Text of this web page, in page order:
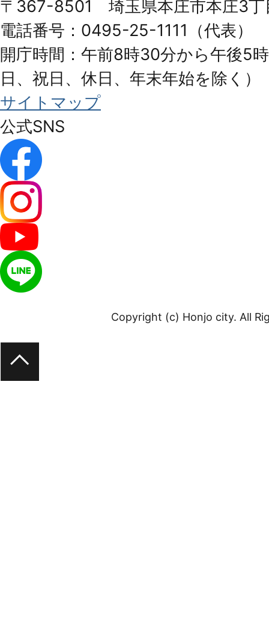
City
〒367-8501 埼玉県本庄市本庄3丁
電話番号：0495-25-1111（代表）
開庁時間：午前8時30分から午後5
日、祝日、休日、年末年始を除く）
サイトマップ
公式SNS
Copyright (c) Honjo city. All